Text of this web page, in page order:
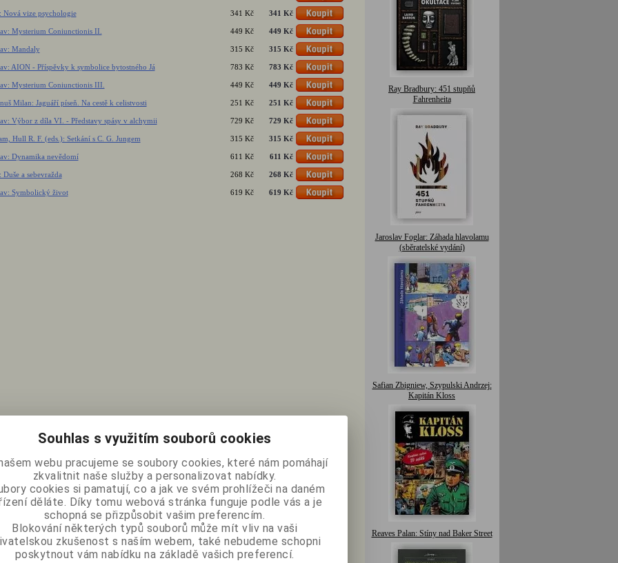
Nová vize psychologie 341 Kč 341 Kč
Mysterium Coniunctionis II. 449 Kč 449 Kč
Mandaly 315 Kč 315 Kč
AION - Příspěvky k symbolice bytostného Já 783 Kč 783 Kč
Mysterium Coniunctionis III. 449 Kč 449 Kč
Milan: Jaguáří píseň. Na cestě k celistvosti 251 Kč 251 Kč
Výbor z díla VI. - Představy spásy v alchymii 729 Kč 729 Kč
Hull R. F. (eds.): Setkání s C. G. Jungem 315 Kč 315 Kč
Dynamika nevědomí 611 Kč 611 Kč
a sebevražda 268 Kč 268 Kč
Symbolický život 619 Kč 619 Kč
Ray Bradbury: 451 stupňů
Fahrenheita
Jaroslav Foglar: Záhada hlavolamu
(sběratelské vydání)
Safian Zbigniew, Szypulski Andrzej:
Kapitán Kloss
Reaves Palan: Stíny nad Baker Street
Souhlas s využitím souborů cookies
webu pracujeme se soubory cookies, které nám pomáhají
zkvalitnit naše služby a personalizovat nabídky.
cookies si pamatují, co a jak ve svém prohlížeči na daném
děláte. Díky tomu webová stránka funguje podle vás a je
schopná se přizpůsobit vašim preferencím.
Blokování některých typů souborů může mít vliv na vaši
zkušenost s naším webem, také nebudeme schopni
poskytnout vám nabídku na základě vašich preferencí.